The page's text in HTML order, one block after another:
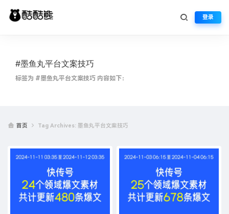
登录
#墨鱼丸平台文案技巧
标签为 #墨鱼丸平台文案技巧 内容如下：
首页 Tag Archives: 墨鱼丸平台文案技巧